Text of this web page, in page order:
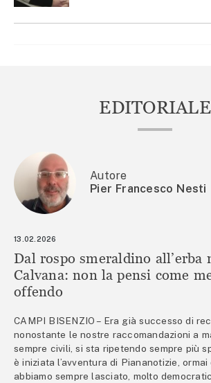
EDITORIALE
Autore
Pier Francesco Nesti
13.02.2026
Dal rospo smeraldino all’erba
Calvana: non la pensi come
offendo
CAMPI BISENZIO – Era già successo di
nonostante le nostre raccomandazioni a
sempre civili, si sta ripetendo sempre più
è iniziata l’avventura di Piananotizie,
abbiamo sempre lasciato, molto